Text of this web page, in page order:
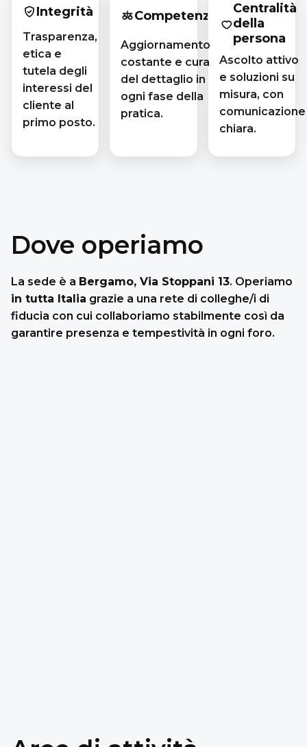
Integrità
Trasparenza,
etica e
tutela degli
interessi del
cliente al
primo posto.
Competenza
Aggiornamento
costante e cura
del dettaglio in
ogni fase della
pratica.
Centralità
della
persona
Ascolto attivo
e soluzioni su
misura, con
comunicazione
chiara.
Dove operiamo
La sede è a Bergamo, Via Stoppani 13. Operiamo
in tutta Italia grazie a una rete di colleghe/i di
fiducia con cui collaboriamo stabilmente così da
garantire presenza e tempestività in ogni foro.